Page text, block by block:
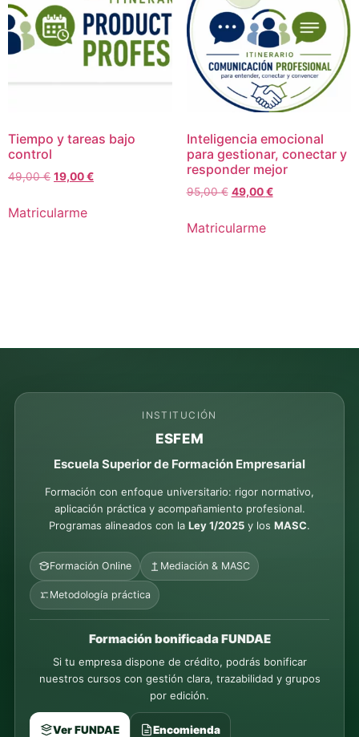
Tiempo y tareas bajo
control
49,00€ El
original
19,00€El
Matricularme
Inteligencia emocional
para gestionar, conectar y
responder mejor
95,00€ El
original
49,00€El
Matricularme
INSTITUCIÓN
ESFEM
Escuela Superior de Formación Empresarial
Formación con enfoque universitario: rigor normativo,
aplicación práctica y acompañamiento profesional.
Programas alineados con la Ley 1/2025 y los MASC.
Formación Online Mediación & MASC
Metodología práctica
Formación bonificada FUNDAE
Si tu empresa dispone de crédito, podrás bonificar
nuestros cursos con gestión clara, trazabilidad y grupos
por edición.
Ver FUNDAE Encomienda